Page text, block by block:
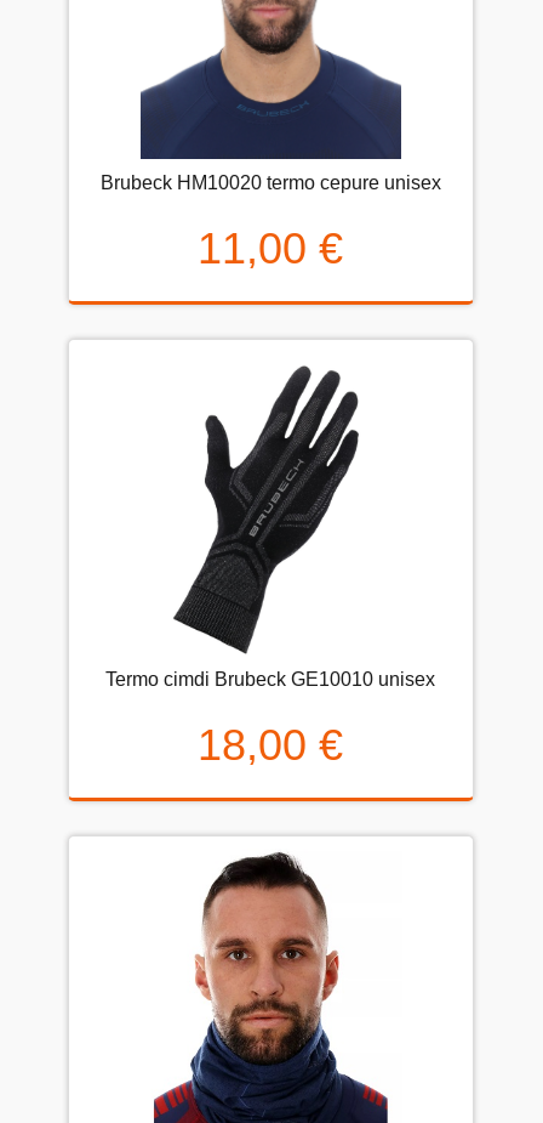
Brubeck HM10020 termo cepure unisex
11,00 €
Termo cimdi Brubeck GE10010 unisex
18,00 €